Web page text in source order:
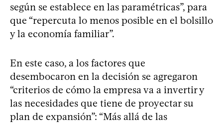
según se establece en las paramétricas”, para
que “repercuta lo menos posible en el bolsillo
y la economía familiar”.
En este caso, a los factores que
desembocaron en la decisión se agregaron
“criterios de cómo la empresa va a invertir y
las necesidades que tiene de proyectar su
plan de expansión”: “Más allá de las